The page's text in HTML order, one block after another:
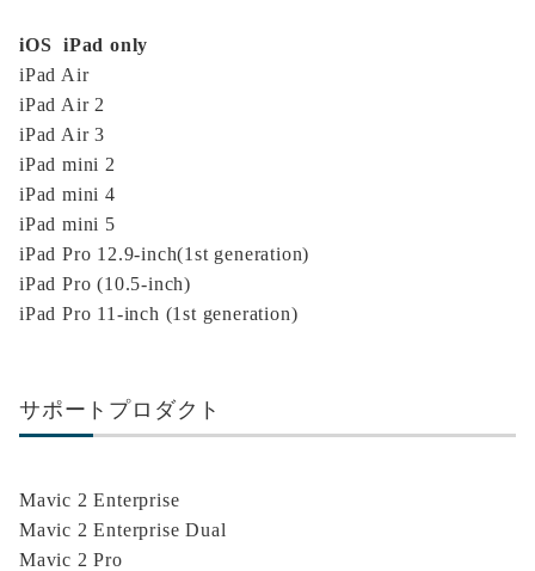
iOS iPad only
iPad Air
iPad Air 2
iPad Air 3
iPad mini 2
iPad mini 4
iPad mini 5
iPad Pro 12.9-inch(1st generation)
iPad Pro (10.5-inch)
iPad Pro 11-inch (1st generation)
サポートプロダクト
Mavic 2 Enterprise
Mavic 2 Enterprise Dual
Mavic 2 Pro